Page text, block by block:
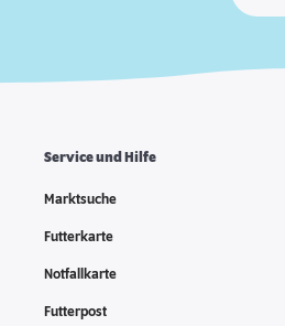
Service und Hilfe
Marktsuche
Futterkarte
Notfallkarte
Futterpost